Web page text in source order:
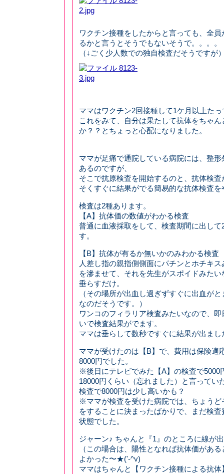
ワクチン接種をしたからと言っても、全
るかと言うとそうでもないそうで。。。。
（↓ごく少人数での独自検査だそうですが
ママはワクチン2回接種して1ケ月以上た
これをみて、自分は果たして抗体をちゃ
か？？とちょっと心配になりました。
ママが足痛で通院している病院には、整
あるのですが、
そこで抗原検査を開始するのと、抗体検
そくすぐに結果がでる簡易的な抗体検査
検査は2種あります。
【A】抗体価の数値がわかる検査
普通に血液採取をして、検査期間に出し
す。
【B】抗体が有るか無いかのみわかる検査
人差し指の親指側側面にパチンとホチキ
を滲ませて、それを先生がスポイドみた
垂らすだけ。
（その場所が出血し過ぎずすぐに出血が
なのだそうです。）
ワンコのフィラリア検査みたいなので、
いで検査結果がでます。
ママは垂らして数秒ですぐに結果が出まし
ママが受けたのは【B】で、費用は保険適
8000円でした。
※後日にテレビでみた【A】の検査で5000
18000円くらい（忘れました）と言ってい
検査で8000円は少し高いかも？
※ママが検査を受けた病院では、ちょうど
をすることに決まったばかりで、まだ検
状態でした。
ジャーン♪ ちゃんと『1』のところに線が
（この場合は、陽性となれば抗体価があ
よかった〜★('-^v)
ママはちゃんと【ワクチン接種による抗